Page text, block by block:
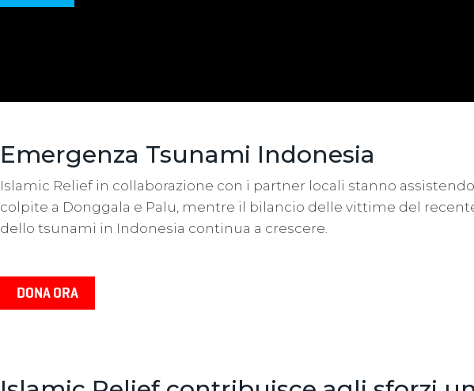
Emergenza Tsunami Indonesia
Islamic Relief in collaborazione con i partner locali stanno
colpite a Donggala e Palu, mentre il bilancio delle vittime del
dello tsunami in Indonesia continua a crescere.